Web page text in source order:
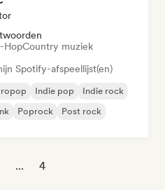
HopCountry muziek
Spotify-afspeellijst(en)
Indie pop
Indie rock
Poprock Post rock
... 4